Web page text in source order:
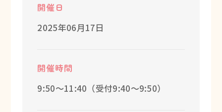
開催日
2025年06月17日
開催時間
9:50～11:40（受付9:40～9:50）